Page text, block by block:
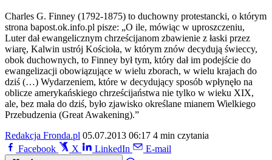
Charles G. Finney (1792-1875) to duchowny protestancki, o którym
strona bapost.ok.info.pl pisze: „O ile, mówiąc w uproszczeniu,
Luter dał ewangelicznym chrześcijanom zbawienie z łaski przez
wiarę, Kalwin ustrój Kościoła, w którym znów decydują świeccy,
obok duchownych, to Finney był tym, który dał im podejście do
ewangelizacji obowiązujące w wielu zborach, w wielu krajach do
dziś (…) Wydarzeniem, które w decydujący sposób wpłynęło na
oblicze amerykańskiego chrześcijaństwa nie tylko w wieku XIX,
ale, bez mała do dziś, było zjawisko określane mianem Wielkiego
Przebudzenia (Great Awakening).”
Redakcja Fronda.pl 05.07.2013 06:17 4 min czytania
Facebook
X LinkedIn E-mail